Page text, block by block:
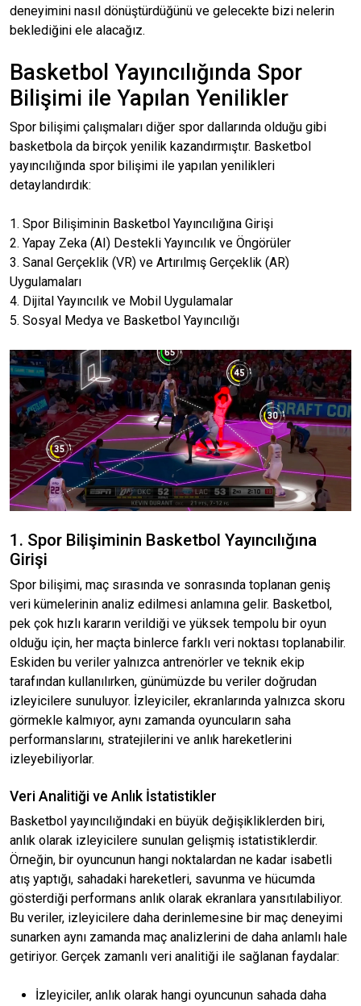
deneyimini nasıl dönüştürdüğünü ve gelecekte bizi nelerin
beklediğini ele alacağız.
Basketbol Yayıncılığında Spor
Bilişimi ile Yapılan Yenilikler
Spor bilişimi çalışmaları diğer spor dallarında olduğu gibi
basketbola da birçok yenilik kazandırmıştır. Basketbol
yayıncılığında spor bilişimi ile yapılan yenilikleri
detaylandırdık:
1. Spor Bilişiminin Basketbol Yayıncılığına Girişi
2. Yapay Zeka (AI) Destekli Yayıncılık ve Öngörüler
3. Sanal Gerçeklik (VR) ve Artırılmış Gerçeklik (AR)
Uygulamaları
4. Dijital Yayıncılık ve Mobil Uygulamalar
5. Sosyal Medya ve Basketbol Yayıncılığı
1. Spor Bilişiminin Basketbol Yayıncılığına
Girişi
Spor bilişimi, maç sırasında ve sonrasında toplanan geniş
veri kümelerinin analiz edilmesi anlamına gelir. Basketbol,
pek çok hızlı kararın verildiği ve yüksek tempolu bir oyun
olduğu için, her maçta binlerce farklı veri noktası toplanabilir.
Eskiden bu veriler yalnızca antrenörler ve teknik ekip
tarafından kullanılırken, günümüzde bu veriler doğrudan
izleyicilere sunuluyor. İzleyiciler, ekranlarında yalnızca skoru
görmekle kalmıyor, aynı zamanda oyuncuların saha
performanslarını, stratejilerini ve anlık hareketlerini
izleyebiliyorlar.
Veri Analitiği ve Anlık İstatistikler
Basketbol yayıncılığındaki en büyük değişikliklerden biri,
anlık olarak izleyicilere sunulan gelişmiş istatistiklerdir.
Örneğin, bir oyuncunun hangi noktalardan ne kadar isabetli
atış yaptığı, sahadaki hareketleri, savunma ve hücumda
gösterdiği performans anlık olarak ekranlara yansıtılabiliyor.
Bu veriler, izleyicilere daha derinlemesine bir maç deneyimi
sunarken aynı zamanda maç analizlerini de daha anlamlı hale
getiriyor. Gerçek zamanlı veri analitiği ile sağlanan faydalar:
İzleyiciler, anlık olarak hangi oyuncunun sahada daha